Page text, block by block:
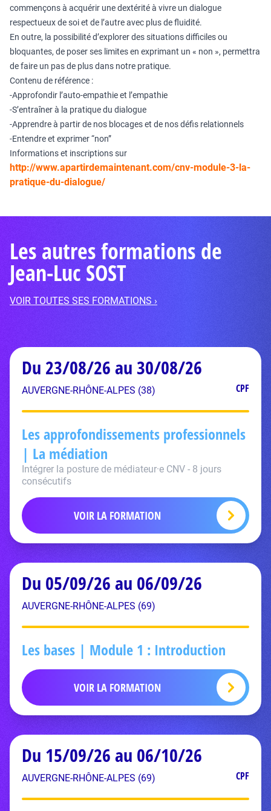
commençons à acquérir une dextérité à vivre un dialogue
respectueux de soi et de l’autre avec plus de fluidité.
En outre, la possibilité d’explorer des situations difficiles ou
bloquantes, de poser ses limites en exprimant un « non », permettra
de faire un pas de plus dans notre pratique.
Contenu de référence :
-Approfondir l’auto-empathie et l’empathie
-S’entraîner à la pratique du dialogue
-Apprendre à partir de nos blocages et de nos défis relationnels
-Entendre et exprimer “non”
Informations et inscriptions sur
http://www.apartirdemaintenant.com/cnv-module-3-la-
pratique-du-dialogue/
Les autres formations de
Jean-Luc SOST
VOIR TOUTES SES FORMATIONS ›
Du 23/08/26 au 30/08/26
AUVERGNE-RHÔNE-ALPES (38) CPF
Les approfondissements professionnels
| La médiation
Intégrer la posture de médiateur·e CNV - 8 jours
consécutifs
VOIR LA FORMATION
Du 05/09/26 au 06/09/26
AUVERGNE-RHÔNE-ALPES (69)
Les bases | Module 1 : Introduction
VOIR LA FORMATION
Du 15/09/26 au 06/10/26
AUVERGNE-RHÔNE-ALPES (69) CPF